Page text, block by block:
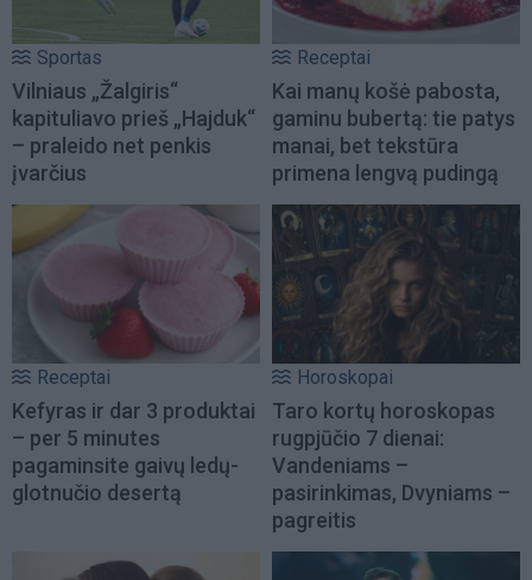
Sportas
Vilniaus „Žalgiris“
kapituliavo prieš „Hajduk“
– praleido net penkis
įvarčius
Receptai
Kai manų košė pabosta,
gaminu bubertą: tie patys
manai, bet tekstūra
primena lengvą pudingą
Receptai
Kefyras ir dar 3 produktai
– per 5 minutes
pagaminsite gaivų ledų-
glotnučio desertą
Horoskopai
Taro kortų horoskopas
rugpjūčio 7 dienai:
Vandeniams –
pasirinkimas, Dvyniams –
pagreitis